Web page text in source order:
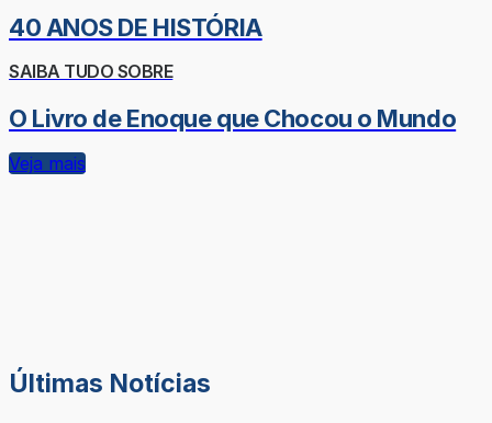
40 ANOS DE HISTÓRIA
SAIBA TUDO SOBRE
O Livro de Enoque que Chocou o Mundo
Veja mais
Últimas Notícias